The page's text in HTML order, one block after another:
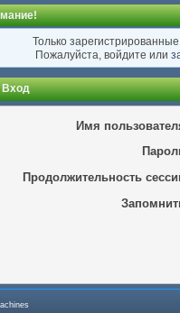
Только
Пожалуйста, войдите или
Вход
Имя
Продолжительность